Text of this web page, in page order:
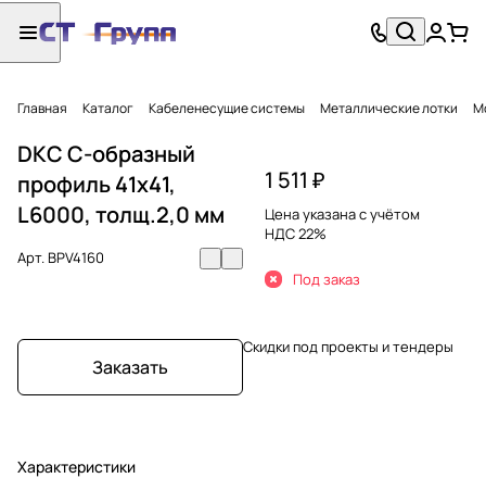
Главная Каталог Кабеленесущие системы Металлические лотки
DKC С-образный
профиль 41х41,
L6000, толщ.2,0 мм
Арт.BPV4160
Заказать
Характеристики
1 511 ₽
Цена указана с учётом
НДС 22%
Под заказ
Скидки под проекты и тендеры